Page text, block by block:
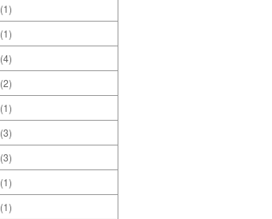
(1)
(1)
(4)
(2)
(1)
(3)
(3)
(1)
(1)